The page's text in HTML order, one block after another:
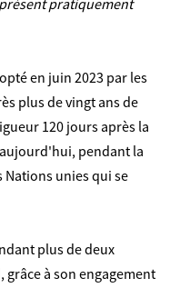
pratiquement
en juin 2023 par les
plus de vingt ans de
120 jours après la
pendant la
Nations unies qui se
plus de deux
à son engagement